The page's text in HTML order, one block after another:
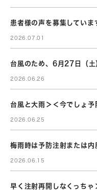
患者様の声を募集していま
2026.07.01
台風のため、6月27日（土
2026.06.26
台風と大雨＞＜今でしょ予
2026.06.25
梅雨時は予防注射または内
2026.06.15
早く注射再開しなくっちゃ